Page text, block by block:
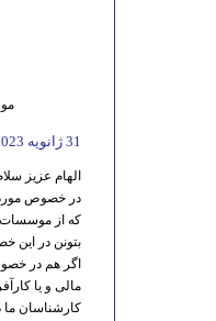
31 ژانویه 2023
الهام عزیز
در خصوص
که از موسسات
بتونن در این
اگر هم در
مالی و یا
کارشناسان ما